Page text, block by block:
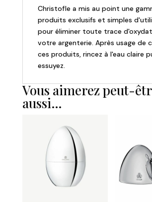
Christofle a mis au point une
produits exclusifs et simples
pour éliminer toute trace
votre argenterie. Après usage de
ces produits, rincez à l'eau claire
essuyez.
Vous aimerez peut-
aussi…